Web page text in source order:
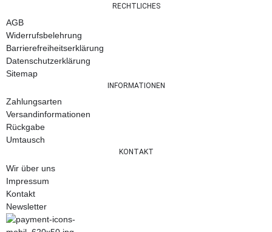
RECHTLICHES
AGB
Widerrufsbelehrung
Barrierefreiheitserklärung
Datenschutzerklärung
Sitemap
INFORMATIONEN
Zahlungsarten
Versandinformationen
Rückgabe
Umtausch
KONTAKT
Wir über uns
Impressum
Kontakt
Newsletter